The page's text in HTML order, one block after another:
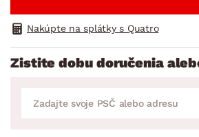
Nakúpte na splátky s Quatro
Zistite dobu doručenia